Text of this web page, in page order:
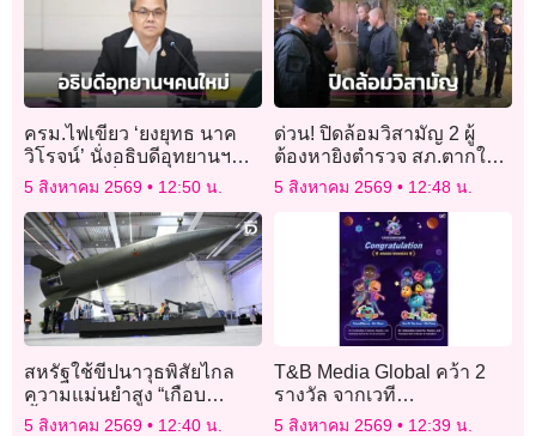
ครม.ไฟเขียว ‘ยงยุทธ นาค
วิโรจน์’ นั่งอธิบดีอุทยานฯ
‘ชิดชนก’ เป็นรองปลัดกระทร
5 สิงหาคม 2569 12:50 น.
ด่วน! ปิดล้อมวิสามัญ 2 ผู้
ต้องหายิงตำรวจ สภ.ตากใบ
เสียชีวิต เร่งล่าตัวอีก 1 ราย
5 สิงหาคม 2569 12:48 น.
สหรัฐใช้ขีปนาวุธพิสัยไกล
ความแม่นยำสูง “เกือบ
ทั้งหมด” ในสงครามอิหร่าน
5 สิงหาคม 2569 12:40 น.
T&B Media Global คว้า 2
รางวัล จากเวที
Cartoonvision Animation
5 สิงหาคม 2569 12:39 น.